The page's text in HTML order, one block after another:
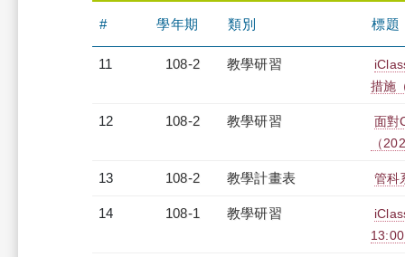
# 學年期 類別 標題
11 108-2 教學研習
措施
12 108-2 教學研習
面對
（
13 108-2 教學計畫表 管科
14 108-1 教學研習